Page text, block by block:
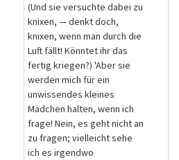
(Und sie versuchte dabei zu
knixen, — denkt doch,
knixen, wenn man durch die
Luft fällt! Könntet ihr das
fertig kriegen?) 'Aber sie
werden mich für ein
unwissendes kleines
Mädchen halten, wenn ich
frage! Nein, es geht nicht an
zu fragen; vielleicht sehe
ich es irgendwo